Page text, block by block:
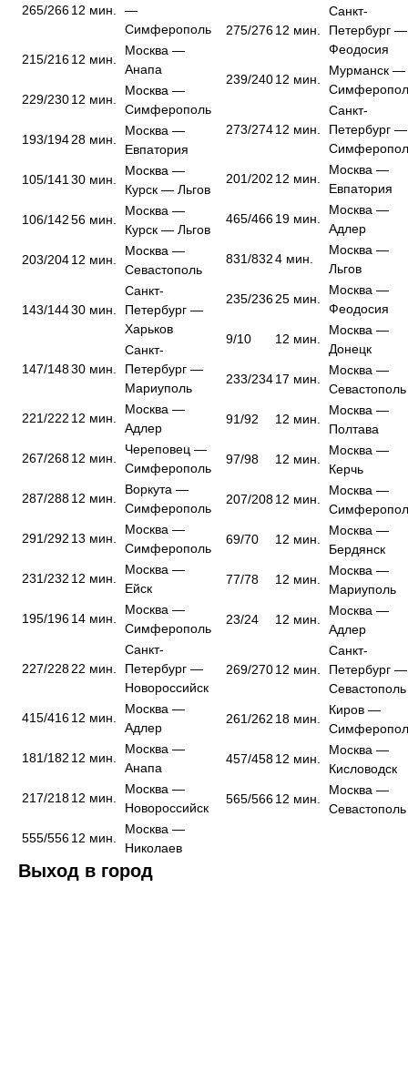
265/26612 мин.
—
Симферополь
215/21612 мин.
Москва —
Анапа
229/23012 мин.
Москва —
Симферополь
193/19428 мин.
Москва —
Евпатория
105/141 30 мин.
Москва —
Курск — Льгов
106/14256 мин.
Москва —
Курск — Льгов
203/20412 мин.
Москва —
Севастополь
143/14430 мин.
Санкт-
Петербург —
Харьков
147/14830 мин.
Санкт-
Петербург —
Мариуполь
221/222 12 мин.
Москва —
Адлер
267/26812 мин.
Череповец —
Симферополь
287/28812 мин.
Воркута —
Симферополь
291/292 13 мин.
Москва —
Симферополь
231/232 12 мин.
Москва —
Ейск
195/19614 мин.
Москва —
Симферополь
227/22822 мин.
Санкт-
Петербург —
Новороссийск
415/41612 мин.
Москва —
Адлер
181/182 12 мин.
Москва —
Анапа
217/21812 мин.
Москва —
Новороссийск
555/55612 мин.
Москва —
Николаев
275/27612 мин.
Санкт-
Петербург —
Феодосия
239/24012 мин.
Мурманск —
273/27412 мин.
Санкт-
Петербург —
201/202 12 мин.
Москва —
Евпатория
465/46619 мин.
Москва —
Адлер
831/8324 мин.
Москва —
Льгов
235/23625 мин.
Москва —
Феодосия
9/10 12 мин.
Москва —
Донецк
233/23417 мин.
Москва —
Севастополь
91/92 12 мин.
Москва —
Полтава
97/98 12 мин.
Москва —
Керчь
207/20812 мин.
Москва —
69/70 12 мин.
Москва —
Бердянск
77/78 12 мин.
Москва —
Мариуполь
23/24 12 мин.
Москва —
Адлер
269/27012 мин.
Санкт-
Петербург —
Севастополь
261/262 18 мин.
Киров —
457/45812 мин.
Москва —
Кисловодск
565/56612 мин.
Москва —
Севастополь
Выход в город